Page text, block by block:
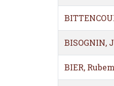
BISOGNIN,
BIER,